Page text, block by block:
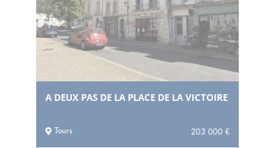
A DEUX PAS DE LA PLACE DE LA VICTOIRE
Tours 203 000 €